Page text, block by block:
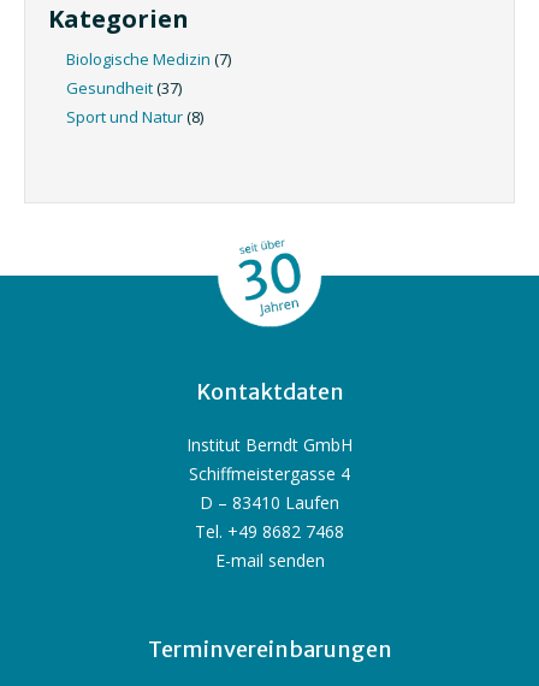
Kategorien
Biologische Medizin (7)
Gesundheit(37)
Sport und Natur(8)
Kontaktdaten
Institut Berndt GmbH
Schiffmeistergasse 4
D – 83410 Laufen
Tel. +49 8682 7468
E-mail senden
Terminvereinbarungen